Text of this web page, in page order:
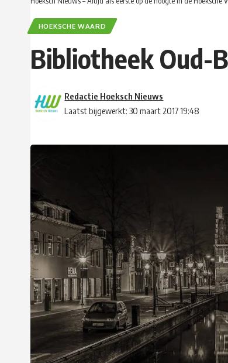
HOEKSCHE WAARD
Bibliotheek Oud-
Laatst bijgewerkt: 30 maart 2017 19:48
Redactie Hoeksch Nieuws